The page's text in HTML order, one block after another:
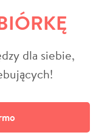
dla siebie,